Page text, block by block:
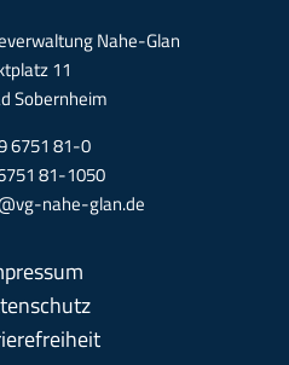
Nahe-Glan
11
Sobernheim
6751 81-0
81-1050
nahe-glan.de